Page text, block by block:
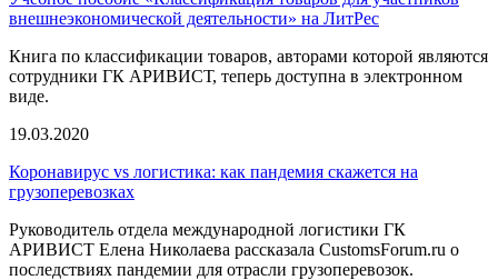
внешнеэкономической деятельности» на ЛитРес
Книга по классификации товаров, авторами которой являются
сотрудники ГК АРИВИСТ, теперь доступна в электронном
виде.
19.03.2020
Коронавирус vs логистика: как пандемия скажется на
грузоперевозках
Руководитель отдела международной логистики ГК
АРИВИСТ Елена Николаева рассказала CustomsForum.ru о
последствиях пандемии для отрасли грузоперевозок.